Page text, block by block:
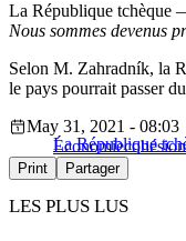
La République tchèque
Nous sommes devenus
Selon M. Zahradník, la
le pays pourrait passer
La République
May 31, 2021 - 08:03
Économiecohésion
Print Partager
LES PLUS LUS